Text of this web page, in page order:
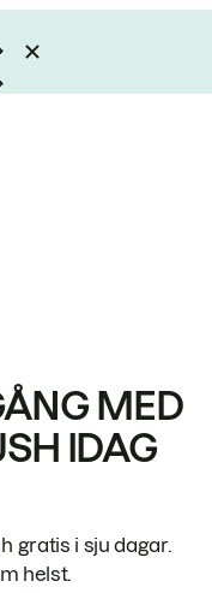
MED
IDAG
gratis i sju dagar.
helst.